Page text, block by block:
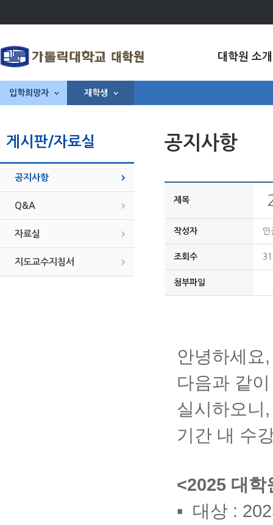
대학원 소개
입학희망자 재학생
게시판/자료실
공지사항
Q&A
자료실
지도교수지침서
공지사항
제목
작성자 인
조회수
첨부파일
안녕하세요
다음과 같
실시하오니,
기간 내 수
<2025 대
▪ 대상 :